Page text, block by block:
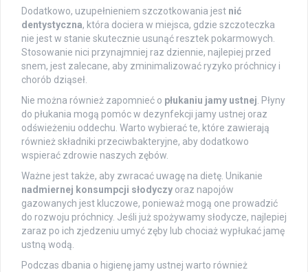
Dodatkowo, uzupełnieniem szczotkowania jest nić
dentystyczna, która dociera w miejsca, gdzie szczoteczka
nie jest w stanie skutecznie usunąć resztek pokarmowych.
Stosowanie nici przynajmniej raz dziennie, najlepiej przed
snem, jest zalecane, aby zminimalizować ryzyko próchnicy i
chorób dziąseł.
Nie można również zapomnieć o płukaniu jamy ustnej . Płyny
do płukania mogą pomóc w dezynfekcji jamy ustnej oraz
odświeżeniu oddechu. Warto wybierać te, które zawierają
również składniki przeciwbakteryjne, aby dodatkowo
wspierać zdrowie naszych zębów.
Ważne jest także, aby zwracać uwagę na dietę. Unikanie
nadmiernej konsumpcji słodyczy oraz napojów
gazowanych jest kluczowe, ponieważ mogą one prowadzić
do rozwoju próchnicy. Jeśli już spożywamy słodycze, najlepiej
zaraz po ich zjedzeniu umyć zęby lub chociaż wypłukać jamę
ustną wodą.
Podczas dbania o higienę jamy ustnej warto również